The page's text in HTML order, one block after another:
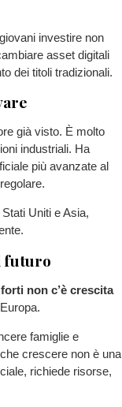
investire non
asset digitali
dei titoli tradizionali.
già visto. È molto
industriali. Ha
più avanzate al
Uniti e Asia,
futuro
non c’è crescita
famiglie e
crescere non è una
richiede risorse,